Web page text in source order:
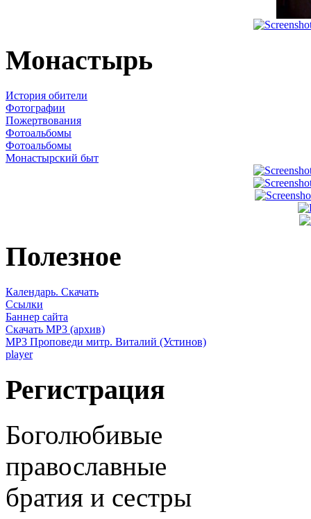
Монастырь
История обители
Фотографии
Пожертвования
Фотоальбомы
Фотоальбомы
Монастырский быт
Полезное
Календарь. Скачать
Ссылки
Баннер сайта
Скачать MP3 (архив)
MP3 Проповеди митр. Виталий (Устинов)
player
Регистрация
Боголюбивые
православные
братия и сестры